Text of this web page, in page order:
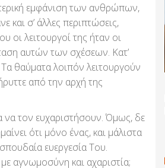
εμφάνιση των ανθρώπων,
και σ’ άλλες περιπτώσεις,
οι λειτουργοί της ήταν οι
αυτών των σχέσεων. Κατ’
θαύματα λοιπόν λειτουργούν
από την αρχή της
να τον ευχαριστήσουν. Όμως, δε
ότι μόνο ένας, και μάλιστα
ευεργεσία Του.
αγνωμοσύνη και αχαριστία;